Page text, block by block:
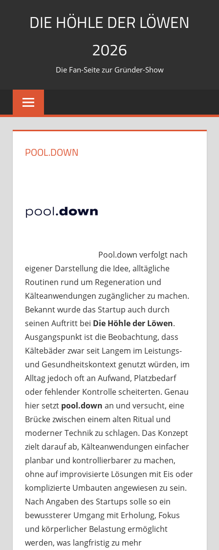
DIE HÖHLE DER LÖWEN
2026
Die Fan-Seite zur Gründer-Show
POOL.DOWN
Pool.down verfolgt nach
eigener Darstellung die Idee, alltägliche
Routinen rund um Regeneration und
Kälteanwendungen zugänglicher zu machen.
Bekannt wurde das Startup auch durch
seinen Auftritt bei Die Höhle der Löwen.
Ausgangspunkt ist die Beobachtung, dass
Kältebäder zwar seit Langem im Leistungs-
und Gesundheitskontext genutzt würden, im
Alltag jedoch oft an Aufwand, Platzbedarf
oder fehlender Kontrolle scheiterten. Genau
hier setzt pool.down an und versucht, eine
Brücke zwischen einem alten Ritual und
moderner Technik zu schlagen. Das Konzept
zielt darauf ab, Kälteanwendungen einfacher
planbar und kontrollierbarer zu machen,
ohne auf improvisierte Lösungen mit Eis oder
komplizierte Umbauten angewiesen zu sein.
Nach Angaben des Startups solle so ein
bewussterer Umgang mit Erholung, Fokus
und körperlicher Belastung ermöglicht
werden, was langfristig zu mehr